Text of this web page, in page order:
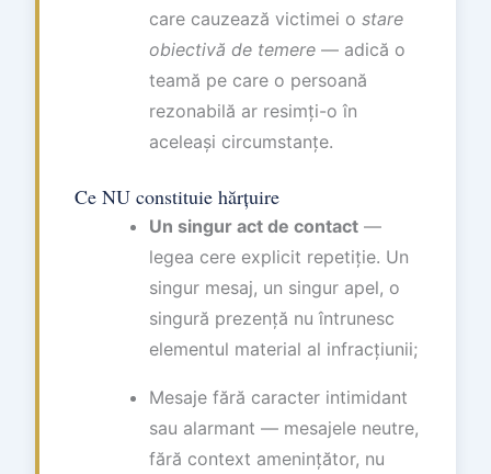
care cauzează victimei o stare
obiectivă de temere — adică o
teamă pe care o persoană
rezonabilă ar resimți-o în
aceleași circumstanțe.
Ce NU constituie hărțuire
Un singur act de contact —
legea cere explicit repetiție. Un
singur mesaj, un singur apel, o
singură prezență nu întrunesc
elementul material al infracțiunii;
Mesaje fără caracter intimidant
sau alarmant — mesajele neutre,
fără context amenințător, nu